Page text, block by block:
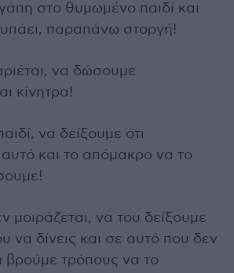
στο θυμωμένο παιδί και
παραπάνω στοργή!
να δώσουμε
κίνητρα!
να δείξουμε οτι
και το απόμακρο να το
μοιράζεται, να του δείξουμε
να δίνεις και σε αυτό που δεν
βρούμε τρόπους να το